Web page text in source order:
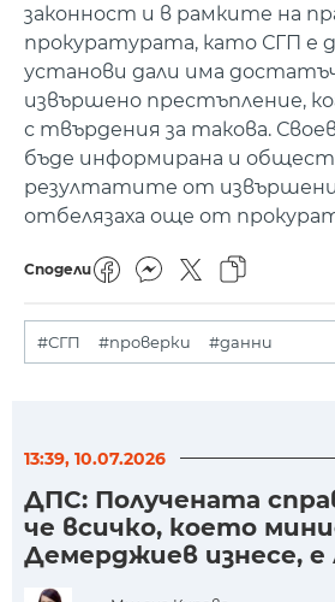
законност и в рамките на
прокуратурата, като СГП е
установи дали има
извършено престъпление,
с твърдения за такова.
бъде информирана и
резултатите от
отбелязаха още от
Сподели
#СГП #проверки #данни
13:39, 10.07.2026
ДПС: Получената
че всичко, което
Демерджиев изнесе, е